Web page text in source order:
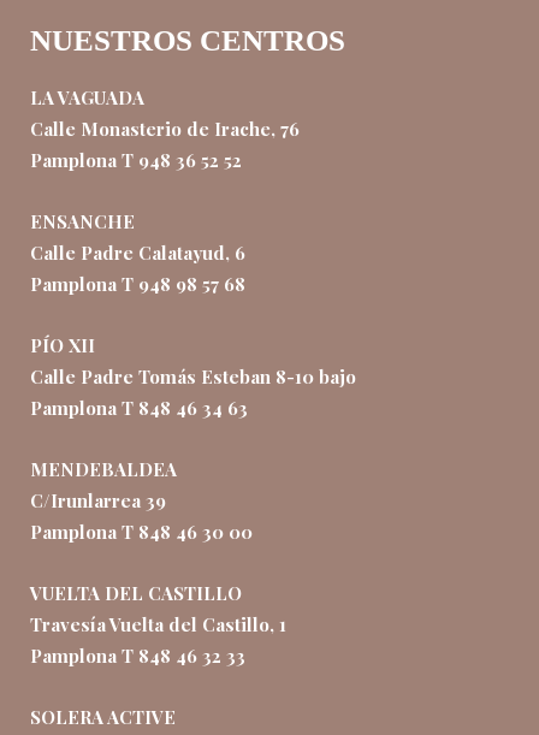
NUESTROS CENTROS
LA VAGUADA
Calle Monasterio de Irache, 76
Pamplona T 948 36 52 52
ENSANCHE
Calle Padre Calatayud, 6
Pamplona T 948 98 57 68
PÍO XII
Calle Padre Tomás Esteban 8-10 bajo
Pamplona T 848 46 34 63
MENDEBALDEA
C/Irunlarrea 39
Pamplona T 848 46 30 00
VUELTA DEL CASTILLO
Travesía Vuelta del Castillo, 1
Pamplona T 848 46 32 33
SOLERA ACTIVE